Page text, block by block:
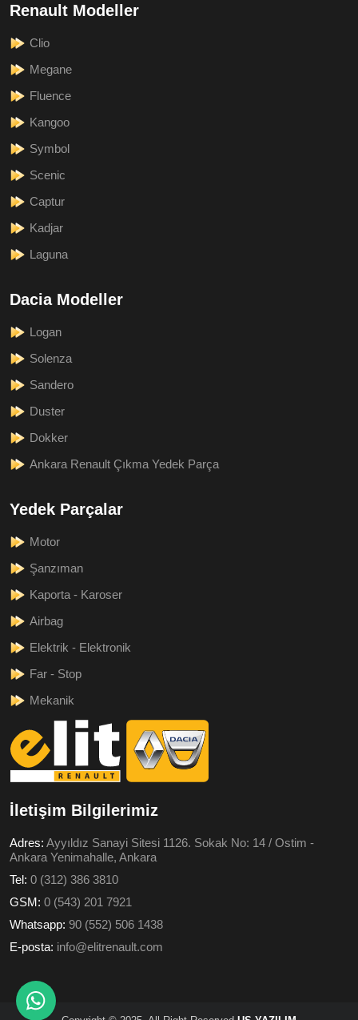
Renault Modeller
Clio
Megane
Fluence
Kangoo
Symbol
Scenic
Captur
Kadjar
Laguna
Dacia Modeller
Logan
Solenza
Sandero
Duster
Dokker
Ankara Renault Çıkma Yedek Parça
Yedek Parçalar
Motor
Şanzıman
Kaporta - Karoser
Airbag
Elektrik - Elektronik
Far - Stop
Mekanik
İletişim Bilgilerimiz
Adres: Ayyıldız Sanayi Sitesi 1126. Sokak No: 14 / Ostim -
Ankara Yenimahalle, Ankara
Tel: 0 (312) 386 3810
GSM: 0 (543) 201 7921
Whatsapp: 90 (552) 506 1438
E-posta: info@elitrenault.com